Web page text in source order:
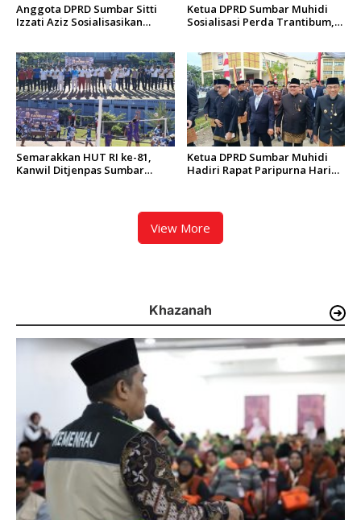
Anggota DPRD Sumbar Sitti
Izzati Aziz Sosialisasikan
Ketaping
Ketua DPRD Sumbar Muhidi
Sosialisasi Perda Trantibum,
Semarakkan HUT RI ke-81,
Kanwil Ditjenpas Sumbar
Ketua DPRD Sumbar Muhidi
Hadiri Rapat Paripurna Hari
View More
Khazanah